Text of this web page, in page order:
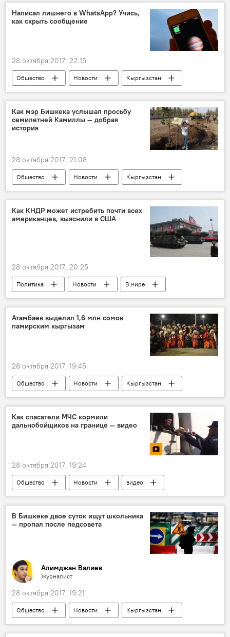
шоу "Ты супер! Танцы"
шоу
Написал лишнего в WhatsApp? Учись,
как скрыть сообщение
28 октября 2017, 22:15
Общество Новости
Кыргызстан
приложение
сообщение
функция
удаление
Как мэр Бишкека услышал просьбу
семилетней Камиллы — добрая
история
28 октября 2017, 21:08
Общество Новости
Кыргызстан
Бишкек
Албек Ибраимов дерево
Как КНДР может истребить почти всех
американцев, выяснили в США
28 октября 2017, 20:25
Политика Новости
В мире
США
КНДР война
Атамбаев выделил 1,6 млн сомов
памирским кыргызам
28 октября 2017, 19:45
Общество Новости
Кыргызстан
Переселение памирских кыргызов в Кыргызстан
Алмазбек Атамбаев
Материальная помощь
военная помощь
памирские кыргызы
Как спасатели МЧС кормили
дальнобойщиков на границе — видео
28 октября 2017, 19:24
Общество Новости
видео
Кыргызстан
Мультимедиа
Ситуация на границе Кыргызстана с Казахстаном
МЧС
граница
В Бишкеке двое суток ищут школьника
— пропал после педсовета
Алимджан Валиев
Журналист
28 октября 2017, 19:21
Общество Новости
Кыргызстан
Происшествия
Бишкек пропажа